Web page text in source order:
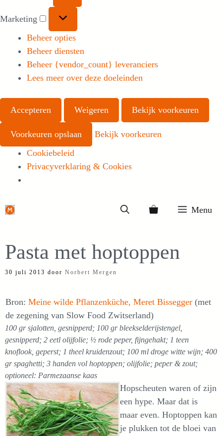
Marketing
Marketing
Beheer opties
Beheer diensten
Beheer {vendor_count} leveranciers
Lees meer over deze doeleinden
Accepteren Weigeren Bekijk voorkeuren
Voorkeuren opslaan
Bekijk voorkeuren
Cookiebeleid
Privacyverklaring & Cookies
Ga
inhoud
Menu
Pasta met hoptoppen
30 juli 2013 door Norbert Mergen
Bron: Meine wilde Pflanzenküche, Meret Bissegger (met
de zegening van Slow Food Zwitserland)
100 gr sjalotten, gesnipperd; 100 gr bleekselderijstengel,
gesnipperd; 2 eetl olijfolie; ½ rode peper, fijngehakt; 1 teen
knoflook, geperst; 1 theel kruidenzout; 100 ml droge witte wijn; 400
gr spaghetti; 3 handen vol hoptoppen; olijfolie; peper & zout;
optioneel: Parmezaanse kaas
Hopscheuten waren of zijn
een hype. Maar dat is
maar even. Hoptoppen kan
je plukken tot de bloei van